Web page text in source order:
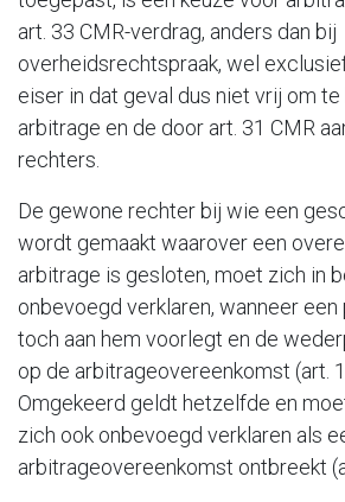
art. 33 CMR-verdrag, anders dan bij
overheidsrechtspraak, wel
eiser in dat geval dus niet vrij om
arbitrage en de door art. 31 CMR
rechters.
De gewone rechter bij wie een
wordt gemaakt waarover een
arbitrage is gesloten, moet zich in
onbevoegd verklaren, wanneer een
toch aan hem voorlegt en de
op de arbitrageovereenkomst (art.
Omgekeerd geldt hetzelfde en
zich ook onbevoegd verklaren als
arbitrageovereenkomst ontbreekt